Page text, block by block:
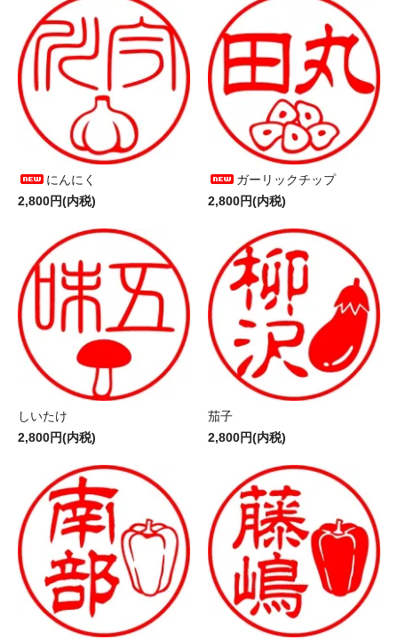
にんにく
2,800円(内税)
ガーリックチップ
2,800円(内税)
しいたけ
2,800円(内税)
茄子
2,800円(内税)